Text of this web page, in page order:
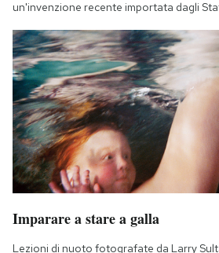
un'invenzione recente importata dagli
Imparare a stare a galla
Lezioni di nuoto fotografate da Larry